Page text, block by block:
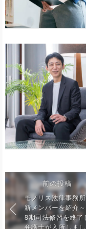
前の投稿
モノリス法律事務
新メンバーを紹介
8期司法修習を終了
弁護士が入所しま